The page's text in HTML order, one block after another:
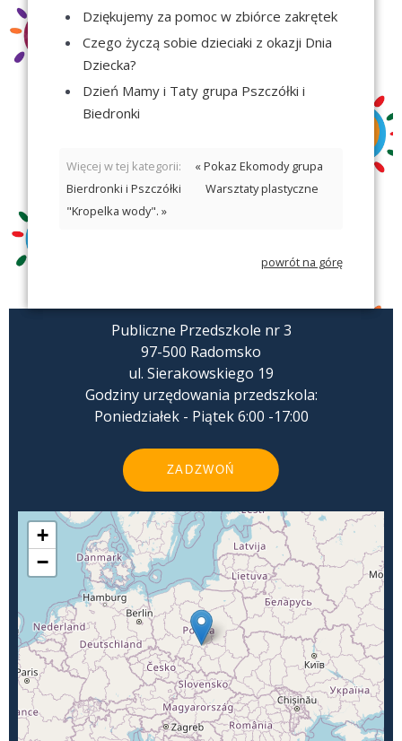
Dziękujemy za pomoc w zbiórce zakrętek
Czego życzą sobie dzieciaki z okazji Dnia
Dziecka?
Dzień Mamy i Taty grupa Pszczółki i
Biedronki
Więcej w tej kategorii:
« Pokaz Ekomody grupa
Bierdronki i Pszczółki
Warsztaty plastyczne
"Kropelka wody". »
powrót na górę
Publiczne Przedszkole nr 3
97-500 Radomsko
ul. Sierakowskiego 19
Godziny urzędowania przedszkola:
Poniedziałek - Piątek 6:00 -17:00
ZADZWOŃ
+
−